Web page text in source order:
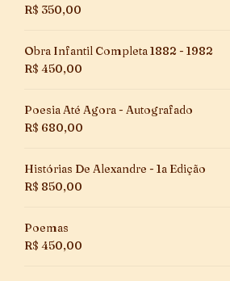
R$ 350,00
Obra Infantil Completa 1882 - 1982
R$ 450,00
Poesia Até Agora - Autografado
R$ 680,00
Histórias De Alexandre - 1a Edição
R$ 850,00
Poemas
R$ 450,00